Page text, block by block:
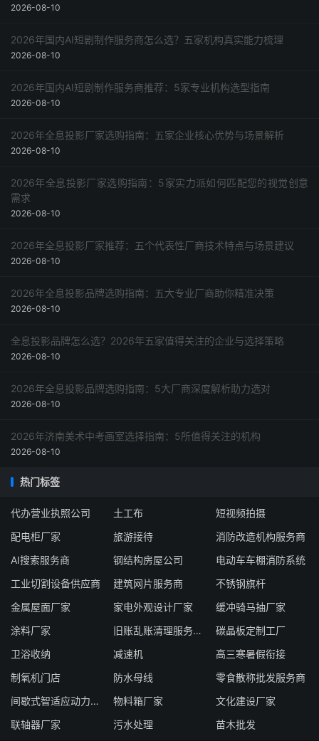
2026-08-10
2026年国内AI短剧制作服务商怎么选？五家机构真实能力梳理
2026-08-10
2026年国内AI短剧制作服务商推荐：5家专业机构选型指南
2026-08-10
2026年全息投影厂家选购指南：五家企业核心优势与场景解析
2026-08-10
2026年全息投影厂家选购指南：5家实力派如何匹配您的视觉创意
需求
2026-08-10
2026年全息投影厂家推荐：五个代表性厂商技术特点与场景建议
2026-08-10
2026年全息投影品牌选购指南：五大专业厂商助你精准决策
2026-08-10
全息投影品牌怎么选？2026年五家值得关注的企业与选择策略
2026-08-10
2026年全息投影品牌选购指南：5大厂商深度解析助力选对
2026-08-10
2026年济南美术中考画室选择指南：5所值得关注的机构
2026-08-10
热门标签
代办营业执照公司 土工布
短视频拍摄
配电柜厂家
旅游接待
消防改造机构服务商
AI搜索服务商
钢结构房屋公司
电动车车棚消防系统
工业切割设备供应商
建筑网片服务商
不锈钢旗杆
金属屋面厂家
家电外观设计厂家
缓冲骑马抽厂家
涂料厂家
旧账乱账清理服务公司
碳晶板定制工厂
卫浴收纳
减速机
高三寒暑假衔接
制氧机门店
防水母线
零食散称批发服务商
间歇式智适应动力模块生产厂家
物料箱厂家
文化建设厂家
联轴器厂家
污水处理 苗木批发